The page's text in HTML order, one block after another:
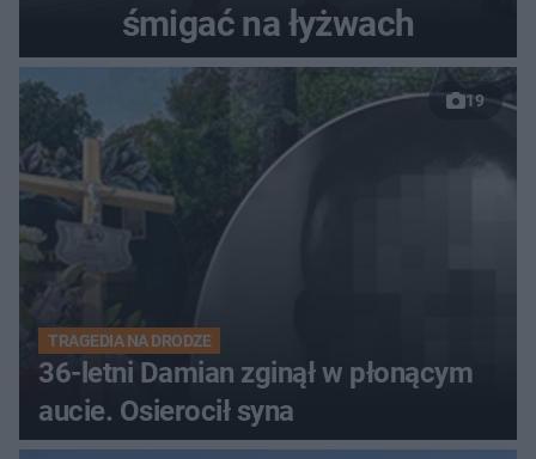
śmigać na łyżwach
19
TRAGEDIA NA DRODZE
36-letni Damian zginął w płonącym
aucie. Osierocił syna